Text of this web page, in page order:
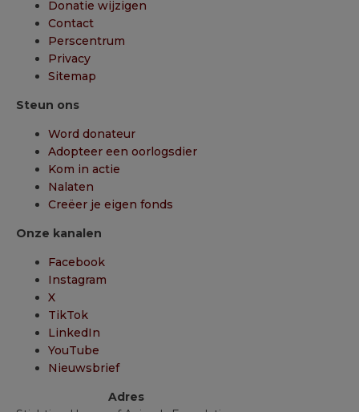
Donatie wijzigen
Contact
Perscentrum
Privacy
Sitemap
Steun ons
Word donateur
Adopteer een oorlogsdier
Kom in actie
Nalaten
Creëer je eigen fonds
Onze kanalen
Facebook
Instagram
X
TikTok
LinkedIn
YouTube
Nieuwsbrief
Adres